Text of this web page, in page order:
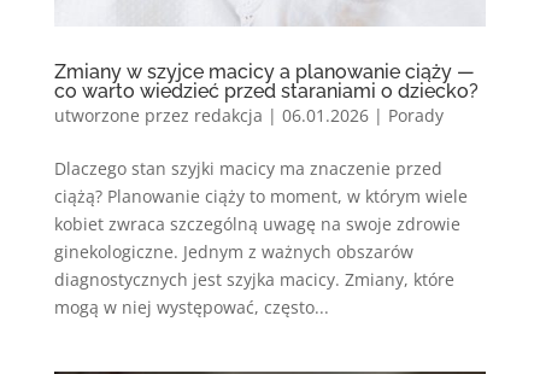
Zmiany w szyjce macicy a planowanie ciąży —
co warto wiedzieć przed staraniami o dziecko?
utworzone przez redakcja | 06.01.2026| Porady
Dlaczego stan szyjki macicy ma znaczenie przed
ciążą? Planowanie ciąży to moment, w którym wiele
kobiet zwraca szczególną uwagę na swoje zdrowie
ginekologiczne. Jednym z ważnych obszarów
diagnostycznych jest szyjka macicy. Zmiany, które
mogą w niej występować, często...